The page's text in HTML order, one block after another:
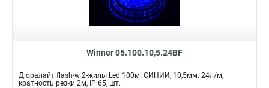
Winner 05.100.10,5.24BF
Дюралайт flash-w 2-жилы Led 100м. СИНИЙ, 10,5мм. 24л/м,
кратность резки 2м, IP 65, шт.